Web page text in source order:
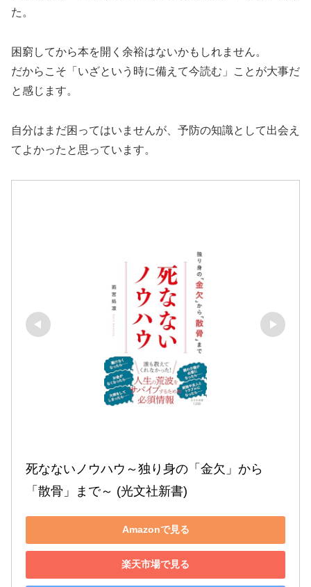
た。
困窮してから本を開く余裕はないかもしれません。
だからこそ「いざという時に備えて今読む」ことが大事だ
と感じます。
自分はまだ困ってはいませんが、予防の知識として出会え
てよかったと思っています。
死なないノウハウ～独り身の「金欠」から
「散骨」まで～ (光文社新書)
Amazonで見る
楽天市場で見る